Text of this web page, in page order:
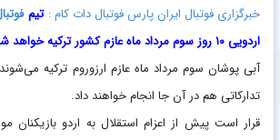
خبرگزاری فوتبال ایران پارس فوتبال دات کام : تیم
اردویی ۱۰ روز سوم مرداد ماه عازم کشور ترکیه خواهد شد.
آبی پوشان سوم مرداد ماه عازم ارزوروم ترکیه
تدارکاتی هم در آن جا انجام خواهند داد.
قرار است پیش از اعزام استقلال به اردو بازیکنان